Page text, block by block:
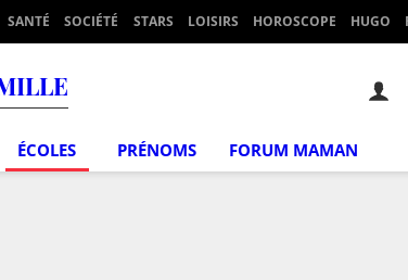
SANTÉ SOCIÉTÉ STARS LOISIRS HOROSCOPE HUGO
ÉCOLES PRÉNOMS FORUM MAMAN